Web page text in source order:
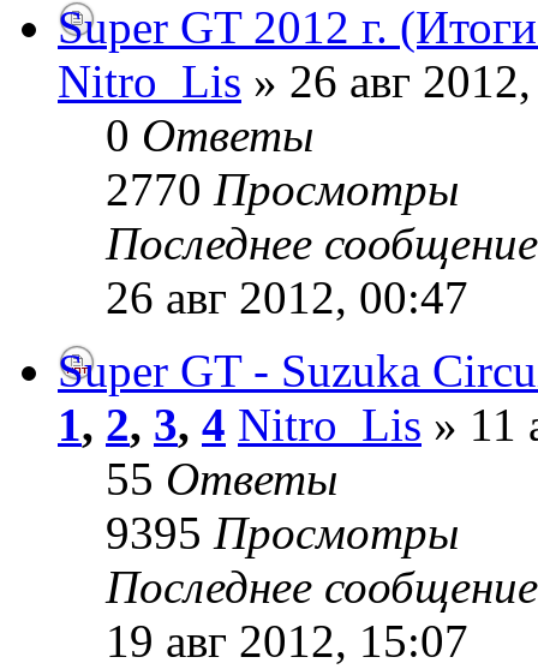
Super GT 2012 г.
Nitro_Lis » 26 авг
0 Ответы
2770 Просмотры
Последнее
26 авг 2012, 00:47
Super GT - Suzuka
1, 2, 3, 4 Nitro_Lis » 11
55 Ответы
9395 Просмотры
Последнее
19 авг 2012, 15:07